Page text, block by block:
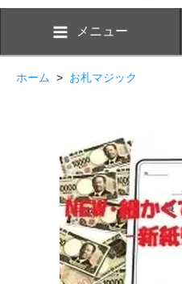
メニュー
ホーム > お札マジック